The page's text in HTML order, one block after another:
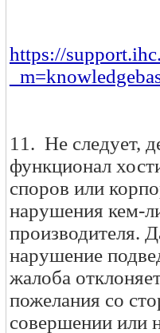
https://
11. Не следует,
функционал
споров или
нарушения кем-
производителя.
нарушение
жалоба
пожелания со
совершении или